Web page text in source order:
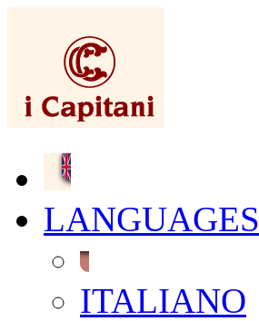
LANGUAGES
ITALIANO